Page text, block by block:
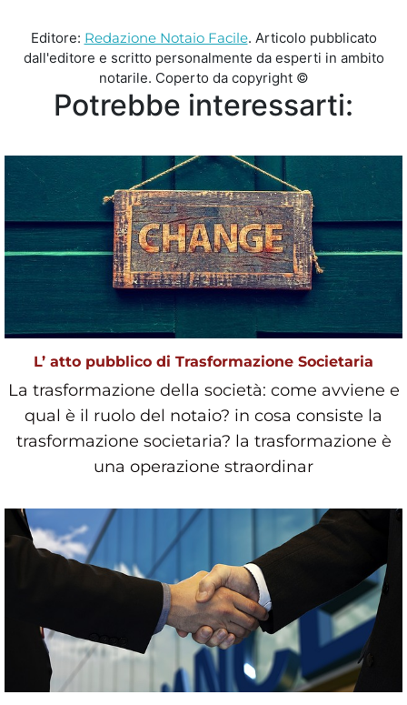
Editore: Redazione Notaio Facile. Articolo pubblicato
dall'editore e scritto personalmente da esperti in ambito
notarile. Coperto da copyright ©
Potrebbe interessarti:
L’ atto pubblico di Trasformazione Societaria
La trasformazione della società: come avviene e
qual è il ruolo del notaio? in cosa consiste la
trasformazione societaria? la trasformazione è
una operazione straordinar